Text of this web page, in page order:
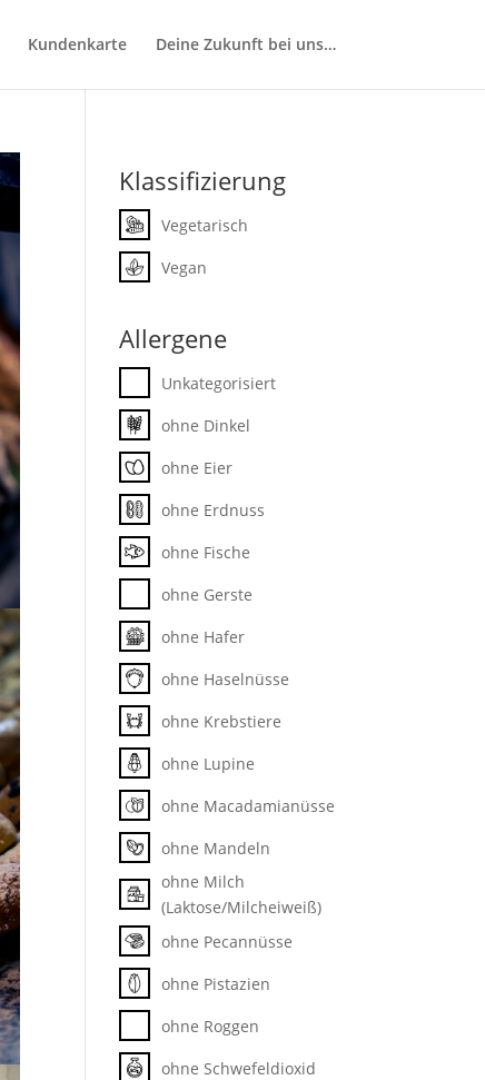
Kundenkarte Deine Zukunft bei uns…
Klassifizierung
Vegetarisch
Vegan
Allergene
Unkategorisiert
ohne Dinkel
ohne Eier
ohne Erdnuss
ohne Fische
ohne Gerste
ohne Hafer
ohne Haselnüsse
ohne Krebstiere
ohne Lupine
ohne Macadamianüsse
ohne Mandeln
ohne Milch
(Laktose/Milcheiweiß)
ohne Pecannüsse
ohne Pistazien
ohne Roggen
ohne Schwefeldioxid